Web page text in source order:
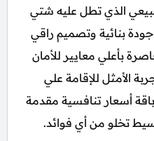
الذي تطل عليه شتي
بنائية وتصميم راقي
بأعلي معايير للأمان
الأمثل للإقامة علي
أسعار تنافسية مقدمة
تخلو من أي فوائد.